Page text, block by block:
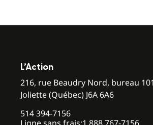
L’Action
216, rue Beaudry Nord, bureau
Joliette (Québec) J6A 6A6
514 394-7156